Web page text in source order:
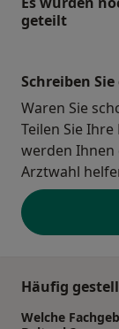
geteilt
Schreiben
Waren Sie
Teilen Sie
werden Ihnen
Arztwahl
Häufig
Welche